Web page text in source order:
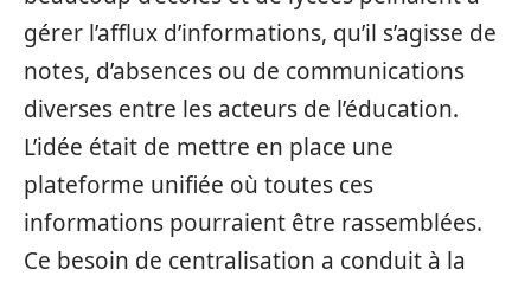
gérer l’afflux d’informations, qu’il s’agisse de
notes, d’absences ou de communications
diverses entre les acteurs de l’éducation.
L’idée était de mettre en place une
plateforme unifiée où toutes ces
informations pourraient être rassemblées.
Ce besoin de centralisation a conduit à la